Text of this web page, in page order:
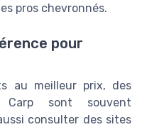
pros chevronnés.
pour
au meilleur prix, des
Carp sont souvent
consulter des sites